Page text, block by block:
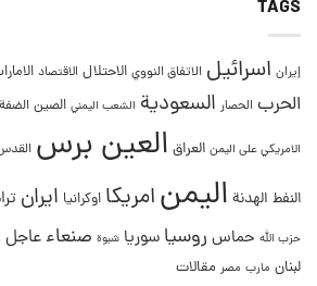
TAGS
إيران اسرائيل الاتفاق النووي الاحتلال الاقتصاد
الحرب الحصار السعودية الشعب اليمني الصين
الامريكي على اليمن العراق العين برس
النفط الهدنة اليمنامريكا اوكرانيا ايران
حزب الله حماس روسيا سوريا شبوة صنعاء عاجل
لبنان مارب مصر مقالات